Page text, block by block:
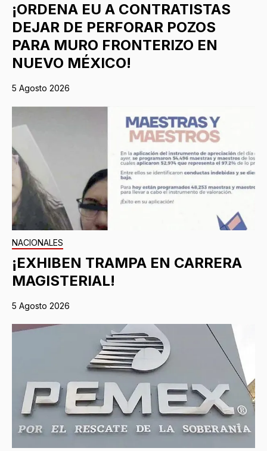
¡ORDENA EU A CONTRATISTAS
DEJAR DE PERFORAR POZOS
PARA MURO FRONTERIZO EN
NUEVO MÉXICO!
5 Agosto 2026
NACIONALES
¡EXHIBEN TRAMPA EN CARRERA
MAGISTERIAL!
5 Agosto 2026